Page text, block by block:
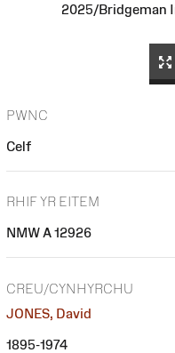
2025/Bridgeman
PWNC
Celf
RHIF YR EITEM
NMW A 12926
CREU/CYNHYRCHU
JONES, David
1895-1974